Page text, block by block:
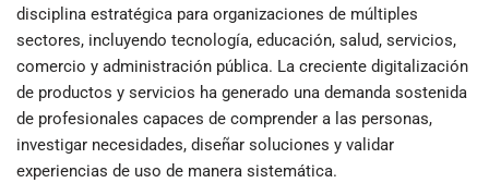
disciplina estratégica para organizaciones de múltiples
sectores, incluyendo tecnología, educación, salud, servicios,
comercio y administración pública. La creciente digitalización
de productos y servicios ha generado una demanda sostenida
de profesionales capaces de comprender a las personas,
investigar necesidades, diseñar soluciones y validar
experiencias de uso de manera sistemática.